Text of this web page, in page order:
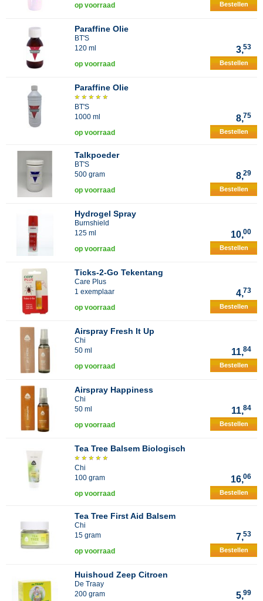
op voorraad Bestellen
Paraffine Olie
BT'S
120 ml
3,53
op voorraad Bestellen
Paraffine Olie
BT'S
1000 ml
8,75
op voorraad Bestellen
Talkpoeder
BT'S
500 gram
8,29
op voorraad Bestellen
Hydrogel Spray
Burnshield
125 ml
10,00
op voorraad Bestellen
Ticks-2-Go Tekentang
Care Plus
1 exemplaar
4,73
op voorraad Bestellen
Airspray Fresh It Up
Chi
50 ml
11,84
op voorraad Bestellen
Airspray Happiness
Chi
50 ml
11,84
op voorraad Bestellen
Tea Tree Balsem Biologisch
Chi
100 gram
16,06
op voorraad Bestellen
Tea Tree First Aid Balsem
Chi
15 gram
7,53
op voorraad Bestellen
Huishoud Zeep Citroen
De Traay
200 gram
5,99